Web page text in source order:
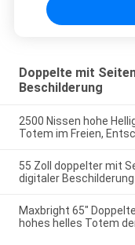
Doppelte mit
Beschilderung
2500 Nissen hohe
Totem im Freien,
55 Zoll doppelter mit
digitaler Beschilderung
Maxbright 65"
hohes helles Totem